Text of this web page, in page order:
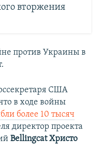
вторжения
против Украины в
США
в ходе войны
более 10 тысяч
директор проекта
Bellingcat Христо